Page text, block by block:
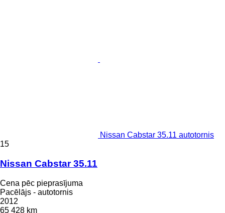
Nissan Cabstar 35.11 autotornis
15
Nissan Cabstar 35.11
Cena pēc pieprasījuma
Pacēlājs - autotornis
2012
65 428 km